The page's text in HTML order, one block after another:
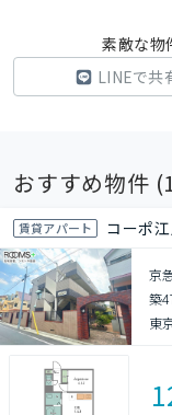
素敵な物
LINEで共
おすすめ物件 (
賃貸アパート コーポ
京
築
東